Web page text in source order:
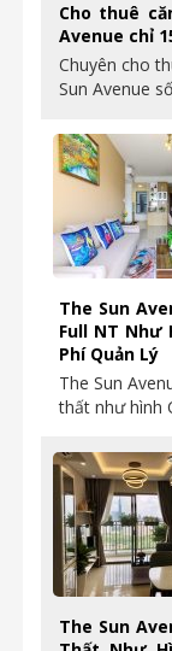
Cho thuê
Avenue chỉ
Chuyên cho
Sun Avenue
The Sun
Full NT Như
Phí Quản Lý
The Sun
thất như hình
The Sun